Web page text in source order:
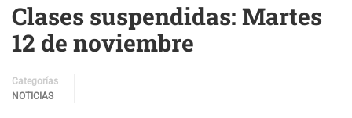
Clases suspendidas: Martes
12 de noviembre
Categorías
NOTICIAS